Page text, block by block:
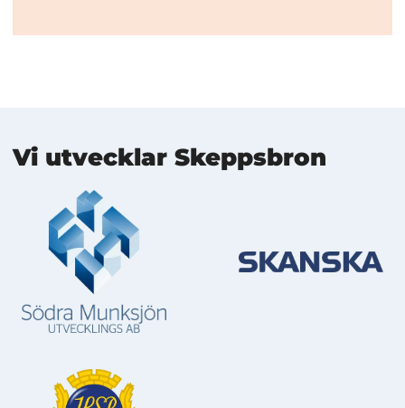
Mer information
Vi utvecklar Skeppsbron